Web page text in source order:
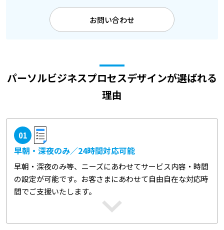
お問い合わせ
パーソルビジネスプロセスデザインが選ばれる
理由
01
早朝・深夜のみ／24時間対応可能
早朝・深夜のみ等、ニーズにあわせてサービス内容・時間
の設定が可能です。お客さまにあわせて自由自在な対応時
間でご支援いたします。